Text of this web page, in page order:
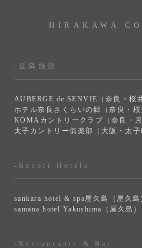
HIRAKAWA
-近隣施設
AUBERGE de SENVIE（奈良・桜
ホテル奈良さくらいの郷（奈良・桜
KOMAカントリークラブ（奈良・月
太子カントリー俱楽部（大阪・太子
-Resort Hotels
sankara hotel & spa屋久島（屋久島
samana hotel Yakushima（屋久島）
-Restaurants & Bar